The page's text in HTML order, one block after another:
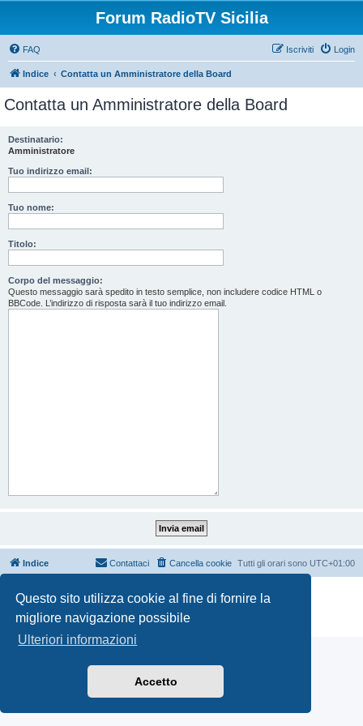
Questo sito utilizza cookie al fine di fornire la
migliore navigazione possibile
Ulteriori informazioni
Accetto
Forum RadioTV Sicilia
FAQ Login
Iscriviti
Indice Contatta un Amministratore della Board
Contatta un Amministratore della Board
Destinatario:
Amministratore
Tuo indirizzo email:
Tuo nome:
Titolo:
Corpo del messaggio:
Questo messaggio sarà spedito in testo semplice, non includere codice HTML o
BBCode. L’indirizzo di risposta sarà il tuo indirizzo email.
Indice Tutti gli orari sono UTC+01:00
Cancella cookie
Contattaci
Creato da
® Forum Software © phpBB Limited
Privacy|Condizioni